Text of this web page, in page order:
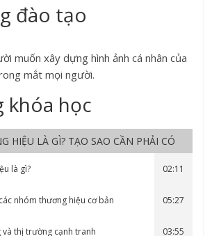
đào tạo
muốn xây dựng hình ảnh cá nhân của
mắt mọi người.
khóa học
HIỆU LÀ GÌ? TẠO SAO CẦN PHẢI CÓ
là gì? 02:11
nhóm thương hiệu cơ bản 05:27
và thị trường cạnh tranh 03:55